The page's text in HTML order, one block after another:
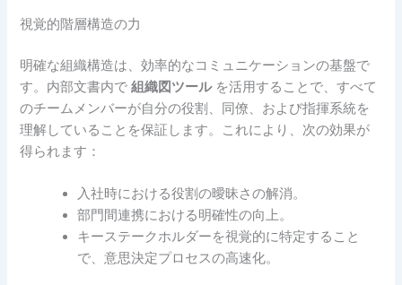
視覚的階層構造の力
明確な組織構造は、効率的なコミュニケーションの基盤で
す。内部文書内で組織図ツールを活用することで、すべて
のチームメンバーが自分の役割、同僚、および指揮系統を
理解していることを保証します。これにより、次の効果が
得られます：
入社時における役割の曖昧さの解消。
部門間連携における明確性の向上。
キーステークホルダーを視覚的に特定すること
で、意思決定プロセスの高速化。